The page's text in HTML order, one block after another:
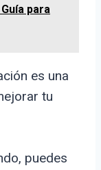
para
es una
tu
puedes